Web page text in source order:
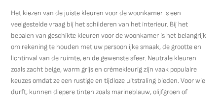
Het kiezen van de juiste kleuren voor de woonkamer is een
veelgestelde vraag bij het schilderen van het interieur. Bij het
bepalen van geschikte kleuren voor de woonkamer is het belangrijk
om rekening te houden met uw persoonlijke smaak, de grootte en
lichtinval van de ruimte, en de gewenste sfeer. Neutrale kleuren
zoals zacht beige, warm grijs en crèmekleurig zijn vaak populaire
keuzes omdat ze een rustige en tijdloze uitstraling bieden. Voor wie
durft, kunnen diepere tinten zoals marineblauw, olijfgroen of